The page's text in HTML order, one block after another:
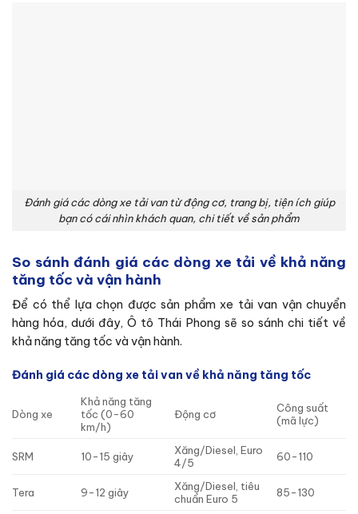
Đánh giá các dòng xe tải van từ động cơ, trang bị, tiện ích giúp
bạn có cái nhìn khách quan, chi tiết về sản phẩm
So sánh đánh giá các dòng xe tải về khả năng
tăng tốc và vận hành
Để có thể lựa chọn được sản phẩm xe tải van vận chuyển
hàng hóa, dưới đây, Ô tô Thái Phong sẽ so sánh chi tiết về
khả năng tăng tốc và vận hành.
Đánh giá các dòng xe tải van về khả năng tăng tốc
Dòng xe
Khả năng tăng
tốc (0-60
km/h)
Động cơ
Công suất
(mã lực)
SRM 10-15 giây
Xăng/Diesel, Euro
4/5
60-110
Tera 9-12 giây
Xăng/Diesel, tiêu
chuẩn Euro 5
85-130